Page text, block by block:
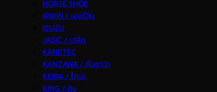
HORSE SHOE
IRWIN / เออร์วิ่น
ISUZU
JASIC / เจสิค
KANETEC
KANZAWA / คันซาว่า
KEIBA / ไกบะ
KING / คิง